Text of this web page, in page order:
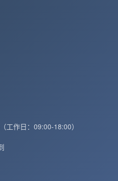
工作日：09:00-18:00）